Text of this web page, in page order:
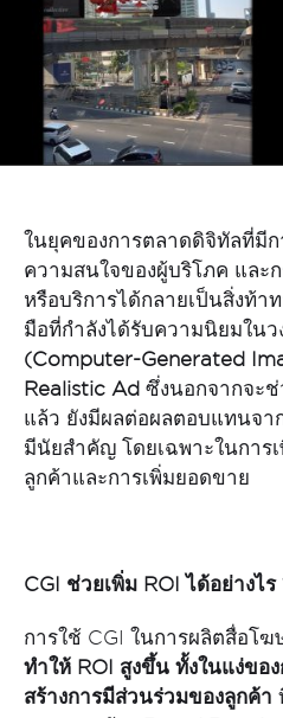
ในยุคของการตลาดดิจิทัลที่มี
ความสนใจของผู้บริโภค และ
หรือบริการได้กลายเป็นสิ่งท้า
มือที่กำลังได้รับความนิยมใน
(Computer-Generated
Realistic Ad ซึ่งนอกจากจะ
แล้ว ยังมีผลต่อผลตอบแทนจา
มีนัยสำคัญ โดยเฉพาะในการ
ลูกค้าและการเพิ่มยอดขาย
CGI ช่วยเพิ่ม ROI ได้อย่างไร
การใช้ CGI ในการผลิตสื่อโ
ทำให้ ROI สูงขึ้น ทั้งในแง่ขอ
สร้างการมีส่วนร่วมของลูกค้า